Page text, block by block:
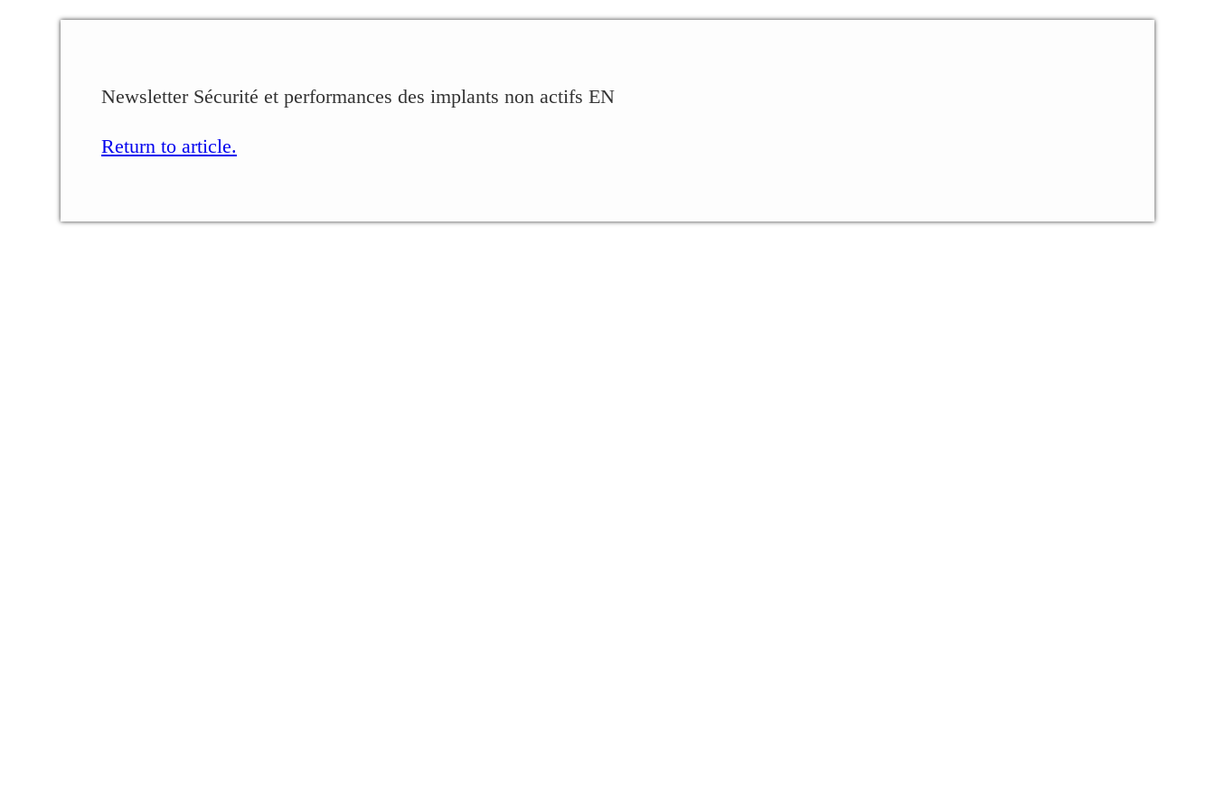
Newsletter Sécurité et performances des implants non actifs EN
Return to article.